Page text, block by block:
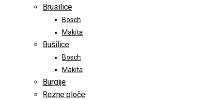
Brusilice
Bosch
Makita
Bušilice
Bosch
Makita
Burgije
Rezne ploče